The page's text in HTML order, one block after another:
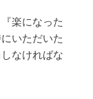
楽になった
いただいた
なければな